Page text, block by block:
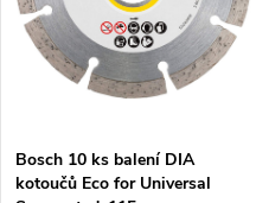
r
i
p
Bosch 10 ks balení DIA
kotoučů Eco for Universal